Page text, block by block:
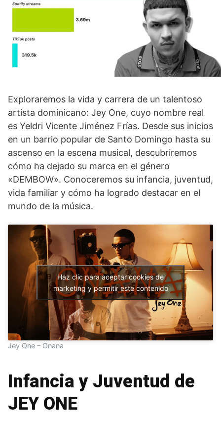
Exploraremos la vida y carrera de un talentoso
artista dominicano: Jey One, cuyo nombre real
es Yeldri Vicente Jiménez Frías. Desde sus inicios
en un barrio popular de Santo Domingo hasta su
ascenso en la escena musical, descubriremos
cómo ha dejado su marca en el género
«DEMBOW». Conoceremos su infancia, juventud,
vida familiar y cómo ha logrado destacar en el
mundo de la música.
Haz clic para aceptar cookies de
marketing y permitir este contenido
Jey One – Onana
Infancia y Juventud de
JEY ONE